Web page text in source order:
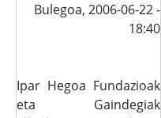
Bulegoa, 2006-06-22 -
18:40
Ipar Hegoa Fundazioak
eta Gaindegiak